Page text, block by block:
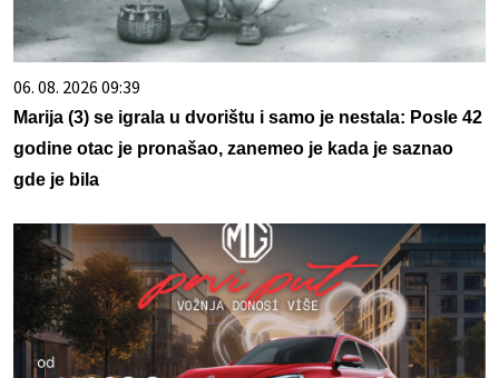
06. 08. 2026 09:39
Marija (3) se igrala u dvorištu i samo je nestala: Posle 42
godine otac je pronašao, zanemeo je kada je saznao
gde je bila